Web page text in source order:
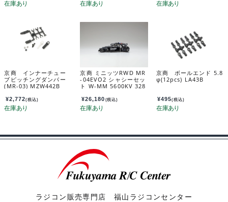
京商 インナーチュー
ブピッチングダンパー
(MR-03) MZW442B
¥2,772(税込)
京商 ミニッツRWD MR
-04EVO2 シャシーセッ
ト W-MM 5600KV 328
¥26,180 (税込)
京商 ボールエンド 5.8
φ(12pcs) LA43B
¥495(税込)
ラジコン販売専門店 福山ラジコンセンター